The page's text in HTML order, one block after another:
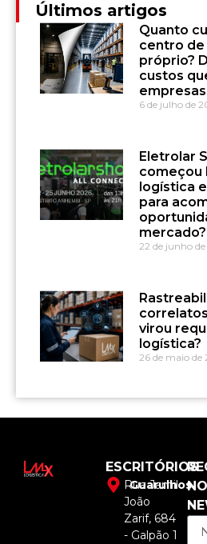
Últimos artigos
Quanto
centro
próprio?
custos
6 de julho de
Eletrolar
começou
logística
para
mercado?
22 de junho
virou
logística?
26 de maio de
ESCRITÓRIOS
Guarulhos
Rua Jamil
João
Zarif, 684
- Galpão 1